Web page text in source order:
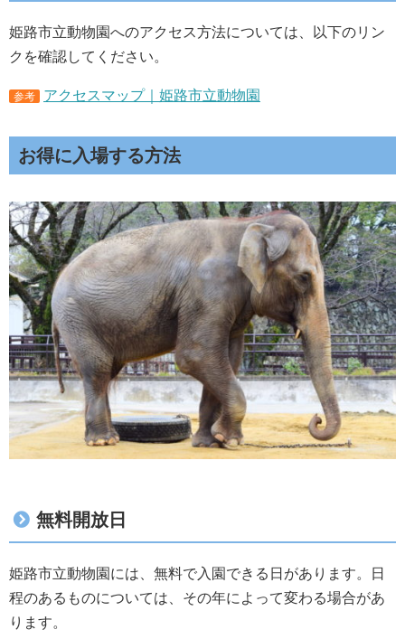
姫路市立動物園へのアクセス方法については、以下のリン
クを確認してください。
参考 アクセスマップ｜姫路市立動物園
お得に入場する方法
無料開放日
姫路市立動物園には、無料で入園できる日があります。日
程のあるものについては、その年によって変わる場合があ
ります。